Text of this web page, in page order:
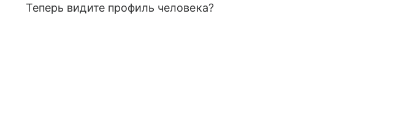
Теперь видите профиль человека?